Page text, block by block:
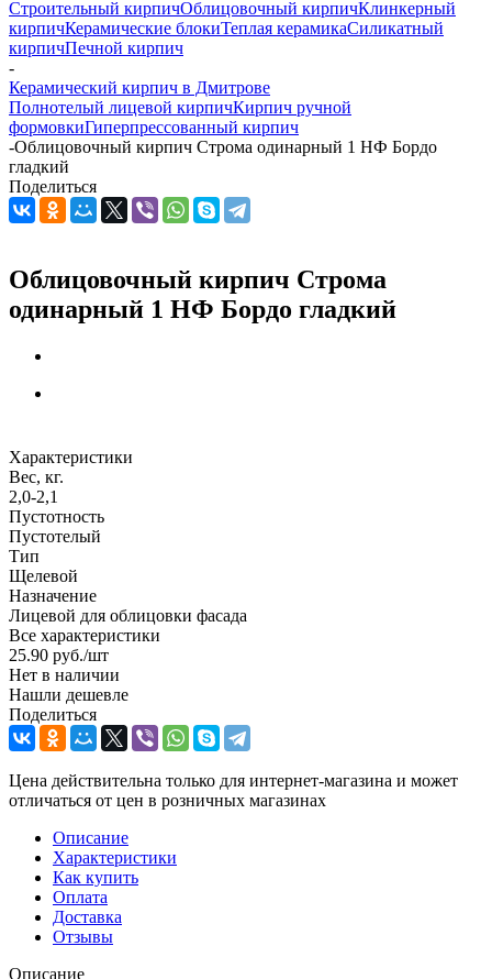
Строительный кирпичОблицовочный кирпичКлинкерный
кирпичКерамические блокиТеплая керамикаСиликатный
кирпичПечной кирпич
-
Керамический кирпич в Дмитрове
Полнотелый лицевой кирпичКирпич ручной
формовкиГиперпрессованный кирпич
-Облицовочный кирпич Строма одинарный 1 НФ Бордо
гладкий
Поделиться
Облицовочный кирпич Строма
одинарный 1 НФ Бордо гладкий
Характеристики
Вес, кг.
2,0-2,1
Пустотность
Пустотелый
Тип
Щелевой
Назначение
Лицевой для облицовки фасада
Все характеристики
25.90 руб./шт
Нет в наличии
Нашли дешевле
Поделиться
Цена действительна только для интернет-магазина и может
отличаться от цен в розничных магазинах
Описание
Характеристики
Как купить
Оплата
Доставка
Отзывы
Описание